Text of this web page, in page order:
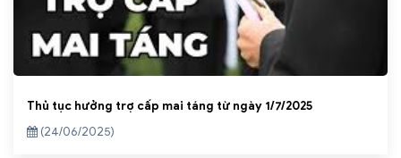
Thủ tục hưởng trợ cấp mai táng từ ngày 1/7/2025
(24/06/2025)